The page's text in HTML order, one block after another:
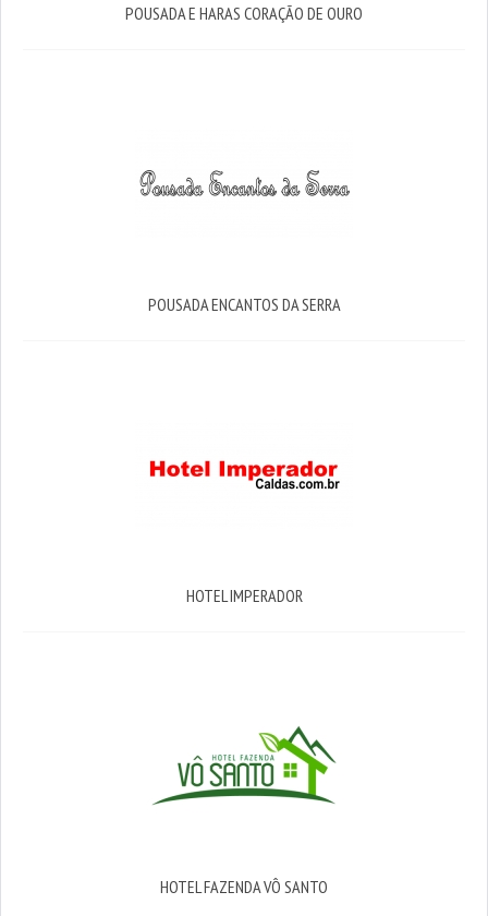
POUSADA E HARAS CORAÇÃO DE OURO
POUSADA ENCANTOS DA SERRA
HOTEL IMPERADOR
HOTEL FAZENDA VÔ SANTO